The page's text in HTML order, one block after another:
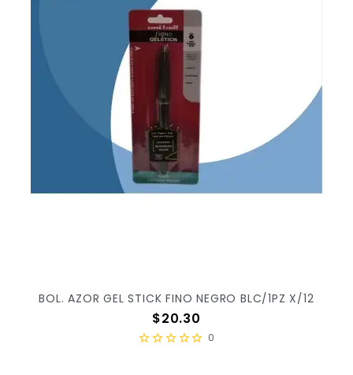
BOL. AZOR GEL STICK FINO NEGRO BLC/1PZ X/12
Precio
$20.30
0